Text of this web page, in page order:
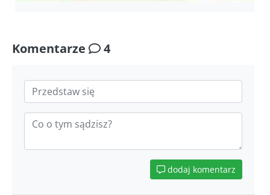
Komentarze 4
dodaj komentarz